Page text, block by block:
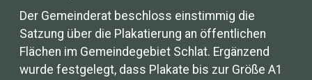
Der Gemeinderat beschloss einstimmig die
Satzung über die Plakatierung an öffentlichen
Flächen im Gemeindegebiet Schlat. Ergänzend
wurde festgelegt, dass Plakate bis zur Größe A1